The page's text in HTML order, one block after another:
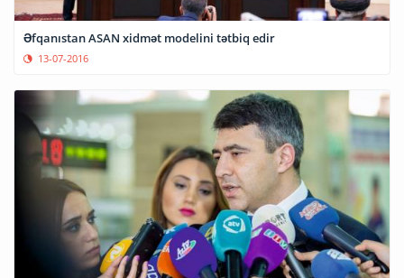
Əfqanıstan ASAN xidmət modelini tətbiq edir
13-07-2016